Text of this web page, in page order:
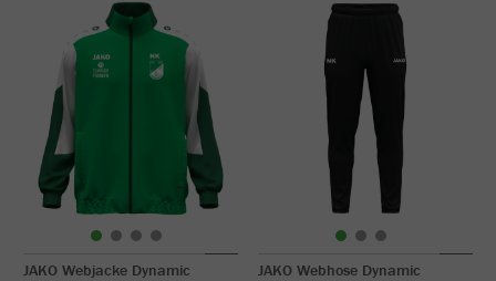
JAKO Webjacke Dynamic JAKO Webhose Dynamic